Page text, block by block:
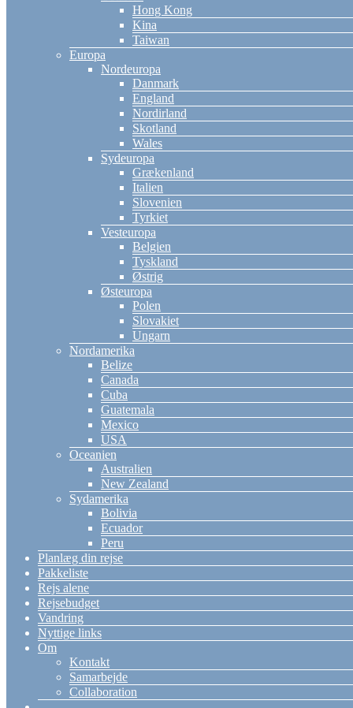
Hong Kong
Kina
Taiwan
Europa
Nordeuropa
Danmark
England
Nordirland
Skotland
Wales
Sydeuropa
Grækenland
Italien
Slovenien
Tyrkiet
Vesteuropa
Belgien
Tyskland
Østrig
Østeuropa
Polen
Slovakiet
Ungarn
Nordamerika
Belize
Canada
Cuba
Guatemala
Mexico
USA
Oceanien
Australien
New Zealand
Sydamerika
Bolivia
Ecuador
Peru
Planlæg din rejse
Pakkeliste
Rejs alene
Rejsebudget
Vandring
Nyttige links
Om
Kontakt
Samarbejde
Collaboration